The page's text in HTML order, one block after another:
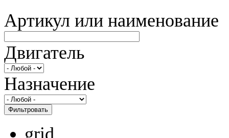
Артикул или наименование
Двигатель
Назначение
Фильтровать
grid